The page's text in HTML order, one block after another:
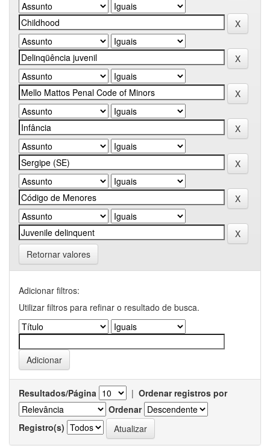
Retornar valores
Adicionar filtros:
Utilizar filtros para refinar o resultado de busca.
Resultados/Página | Ordenar registros por
Ordenar
Registro(s)